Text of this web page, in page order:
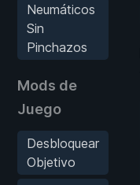
Neumáticos
Sin
Pinchazos
Mods de
Juego
Desbloquear
Objetivo